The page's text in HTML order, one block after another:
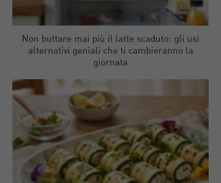
Non buttare mai più il latte scaduto: gli usi
alternativi geniali che ti cambieranno la
giornata